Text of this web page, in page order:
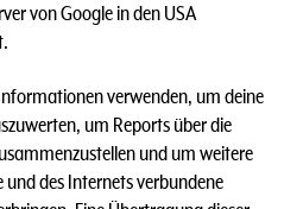
von Google in den USA
verwenden, um deine
um Reports über die
und um weitere
des Internets verbundene